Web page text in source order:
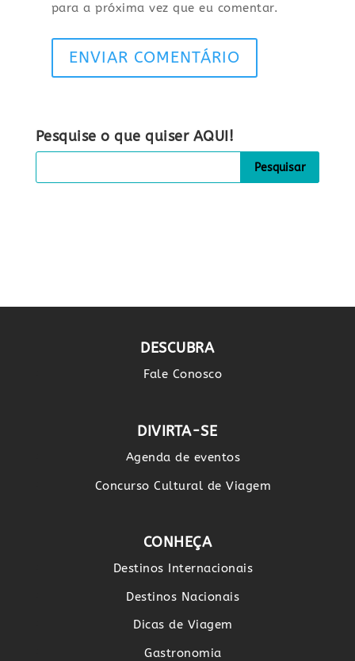
para a próxima vez que eu comentar.
ENVIAR COMENTÁRIO
Pesquise o que quiser AQUI!
DESCUBRA
Fale Conosco
DIVIRTA-SE
Agenda de eventos
Concurso Cultural de Viagem
CONHEÇA
Destinos Internacionais
Destinos Nacionais
Dicas de Viagem
Gastronomia